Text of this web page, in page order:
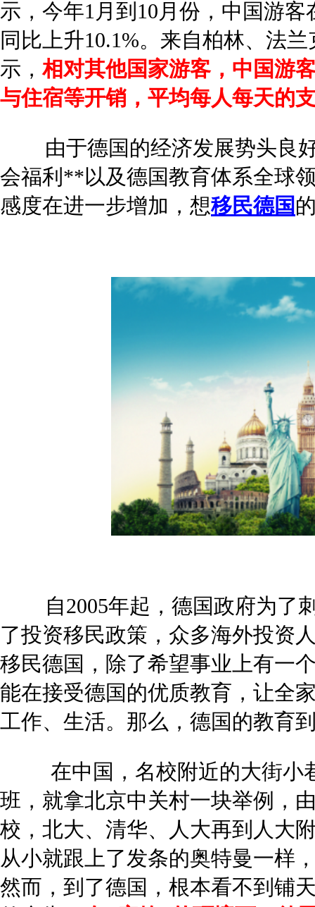
示，今年1月到10月份，中国游
同比上升10.1%。来自柏林、法
示，相对其他国家游客，中国游
与住宿等开销，平均每人每天的
由于德国的经济发展势头良好
会福利**以及德国教育体系全球
感度在进一步增加，想移民德国
自2005年起，德国政府为了
了投资移民政策，众多海外投资
移民德国，除了希望事业上有一
能在接受德国的优质教育，让全
工作、生活。那么，德国的教育
在中国，名校附近的大街小
班，就拿北京中关村一块举例，
校，北大、清华、人大再到人大
从小就跟上了发条的奥特曼一样
然而，到了德国，根本看不到铺